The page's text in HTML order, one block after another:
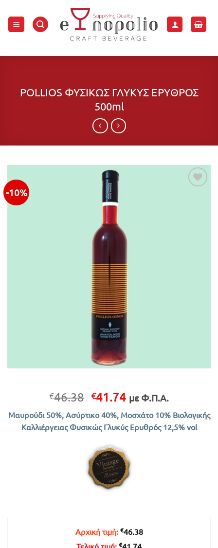
στο
περιεχόμενο
POLLIOS ΦΥΣΙΚΩΣ ΓΛΥΚΥΣ ΕΡΥΘΡΟΣ
500ml
-10%
€46.38 Original
was:
€46.38.
€41.74Η
τρέχουσα
τιμή
είναι:
με Φ.Π.Α.
Μαυρούδι 50%, Ασύρτικο 40%, Μοσχάτο 10% Βιολογικής
Καλλιέργειας Φυσικώς Γλυκύς Ερυθρός 12,5% vol
Αρχική τιμή: €46.38
Τελική τιμή: €41.74